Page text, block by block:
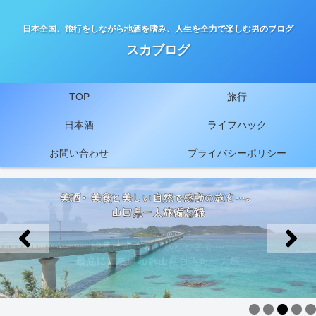
日本全国、旅行をしながら地酒を嗜み、人生を全力で楽しむ男のブログ
スカブログ
TOP 旅行
日本酒 ライフハック
お問い合わせ プライバシーポリシー